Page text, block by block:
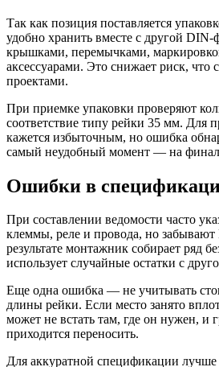
Так как позиция поставляется
удобно хранить вместе с другой
крышками, перемычками,
аксессуарами. Это снижает риск, что
проектами.
При приемке упаковки проверяют
соответствие типу рейки 35 мм. Для
кажется избыточным, но ошибка
самый неудобный момент — на
Ошибки в
При составлении ведомости часто
клеммы, реле и провода, но
результате монтажник собирает ряд
использует случайные остатки с
Еще одна ошибка — не учитывать
длины рейки. Если место занято
может не встать там, где он нужен, и
приходится переносить.
Для аккуратной спецификации лучше